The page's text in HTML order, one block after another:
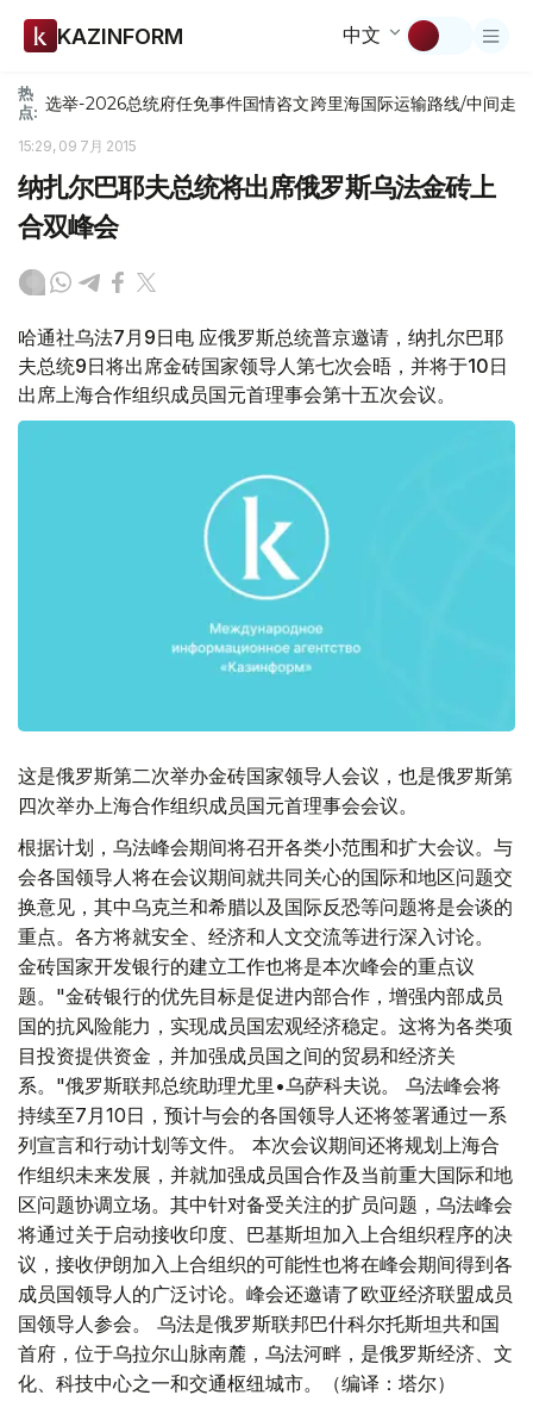
KAZINFORM 中文
热
点: 选举-2026总统府任免事件国情咨文跨里海国际运输路线/中间走廊
15:29, 09 7月 2015
纳扎尔巴耶夫总统将出席俄罗斯乌法金砖上
合双峰会
哈通社乌法7月9日电 应俄罗斯总统普京邀请，纳扎尔巴耶
夫总统9日将出席金砖国家领导人第七次会晤，并将于10日
出席上海合作组织成员国元首理事会第十五次会议。
这是俄罗斯第二次举办金砖国家领导人会议，也是俄罗斯第
四次举办上海合作组织成员国元首理事会会议。
根据计划，乌法峰会期间将召开各类小范围和扩大会议。与
会各国领导人将在会议期间就共同关心的国际和地区问题交
换意见，其中乌克兰和希腊以及国际反恐等问题将是会谈的
重点。各方将就安全、经济和人文交流等进行深入讨论。
金砖国家开发银行的建立工作也将是本次峰会的重点议
题。"金砖银行的优先目标是促进内部合作，增强内部成员
国的抗风险能力，实现成员国宏观经济稳定。这将为各类项
目投资提供资金，并加强成员国之间的贸易和经济关
系。"俄罗斯联邦总统助理尤里•乌萨科夫说。 乌法峰会将
持续至7月10日，预计与会的各国领导人还将签署通过一系
列宣言和行动计划等文件。 本次会议期间还将规划上海合
作组织未来发展，并就加强成员国合作及当前重大国际和地
区问题协调立场。其中针对备受关注的扩员问题，乌法峰会
将通过关于启动接收印度、巴基斯坦加入上合组织程序的决
议，接收伊朗加入上合组织的可能性也将在峰会期间得到各
成员国领导人的广泛讨论。峰会还邀请了欧亚经济联盟成员
国领导人参会。 乌法是俄罗斯联邦巴什科尔托斯坦共和国
首府，位于乌拉尔山脉南麓，乌法河畔，是俄罗斯经济、文
化、科技中心之一和交通枢纽城市。（编译：塔尔）